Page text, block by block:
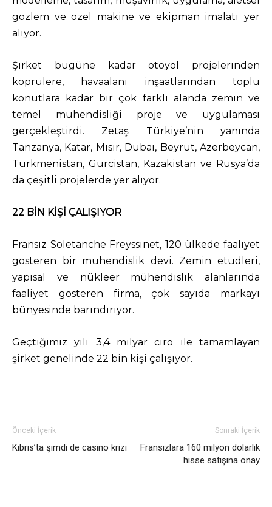
gözlem ve özel makine ve ekipman imalatı yer
alıyor.
Şirket bugüne kadar otoyol projelerinden
köprülere, havaalanı inşaatlarından toplu
konutlara kadar bir çok farklı alanda zemin ve
temel mühendisliği proje ve uygulaması
gerçekleştirdi. Zetaş Türkiye’nin yanında
Tanzanya, Katar, Mısır, Dubai, Beyrut, Azerbeycan,
Türkmenistan, Gürcistan, Kazakistan ve Rusya’da
da çeşitli projelerde yer alıyor.
22 BİN KİŞİ ÇALIŞIYOR
Fransız Soletanche Freyssinet, 120 ülkede faaliyet
gösteren bir mühendislik devi. Zemin etüdleri,
yapısal ve nükleer mühendislik alanlarında
faaliyet gösteren firma, çok sayıda markayı
bünyesinde barındırıyor.
Geçtiğimiz yılı 3,4 milyar ciro ile tamamlayan
şirket genelinde 22 bin kişi çalışıyor.
Önceki İçerik
Kıbrıs’ta şimdi de casino krizi
Sonraki İçerik
Fransızlara 160 milyon dolarlık
hisse satışına onay